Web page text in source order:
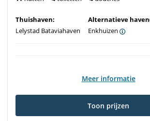
Thuishaven:
Lelystad Bataviahaven
Alternatieve
Enkhuizen
Meer informatie
Toon prijzen